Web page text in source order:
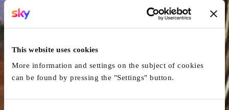
This website uses cookies
More information and settings on the subject of cookies
can be found by pressing the "Settings" button.